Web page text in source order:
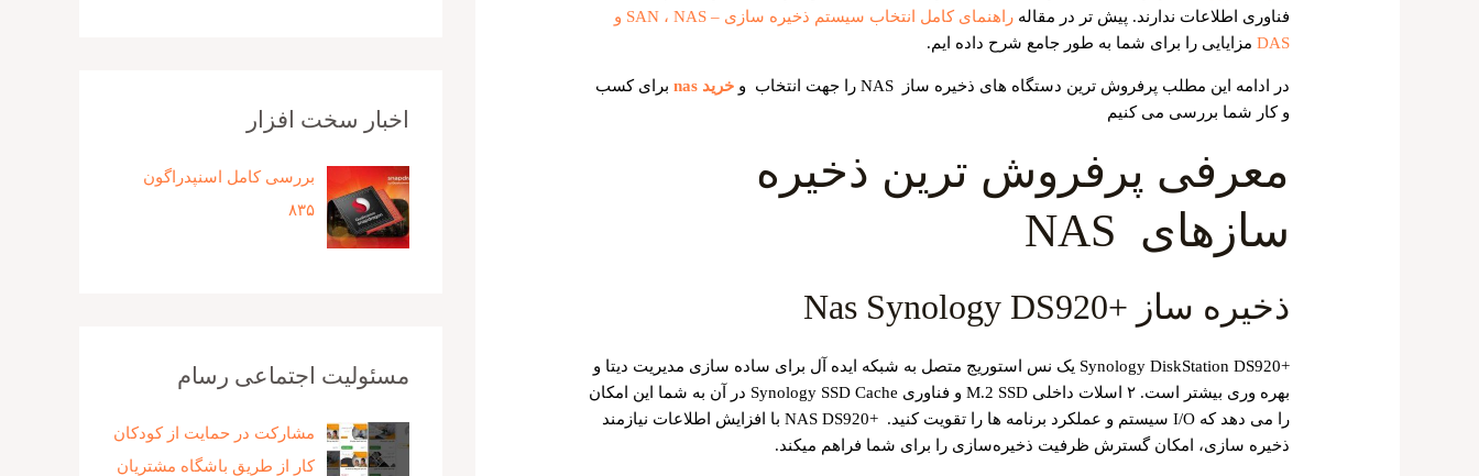
فناوری اطلاعات ندارند. پیش تر در مقاله
راهنمای کامل انتخاب سیستم ذخیره سازی – SAN ، NAS و
DAS مزایایی را برای شما به طور جامع شرح داده ایم.
در ادامه این مطلب پرفروش ترین دستگاه های ذخیره ساز NAS را جهت انتخاب و خرید nas
برای کسب
و کار شما بررسی می کنیم
معرفی پرفروش ترین ذخیره
سازهای NAS
ذخیره ساز +Nas Synology DS920
+Synology DiskStation DS920 یک نس استوریج متصل به شبکه ایده آل برای ساده سازی مدیریت دیتا و
بهره وری بیشتر است. ۲ اسلات داخلی M.2 SSD و فناوری Synology SSD Cache در آن به شما این امکان
را می ‌دهد که I/O سیستم و عملکرد برنامه ها را تقویت کنید. +NAS DS920 با افزایش اطلاعات نیازمند
ذخیره سازی، امکان گسترش ظرفیت ذخیره‌سازی را برای شما فراهم میکند.
اخبار سخت افزار
بررسی کامل اسنپدراگون
۸۳۵
مسئولیت اجتماعی رسام
مشارکت در حمایت از کودکان
کار از طریق باشگاه مشتریان